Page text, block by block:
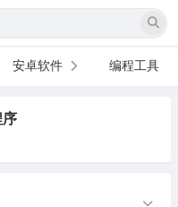
安卓软件 编程工具